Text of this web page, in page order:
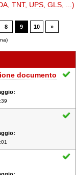
TNT, UPS, GLS, ...)
8 9 10 »
documento